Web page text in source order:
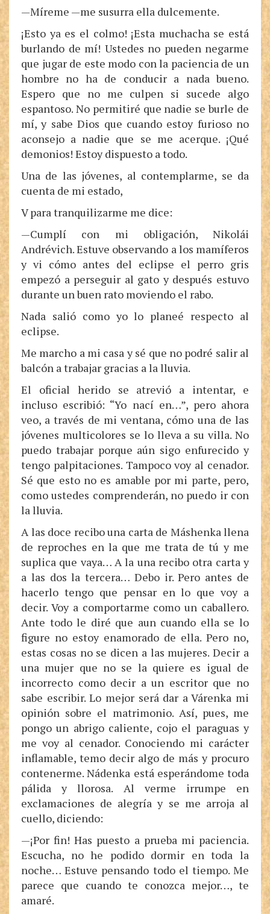
—Míreme —me susurra ella dulcemente.
¡Esto ya es el colmo! ¡Esta muchacha se está
burlando de mí! Ustedes no pueden negarme
que jugar de este modo con la paciencia de un
hombre no ha de conducir a nada bueno.
Espero que no me culpen si sucede algo
espantoso. No permitiré que nadie se burle de
mí, y sabe Dios que cuando estoy furioso no
aconsejo a nadie que se me acerque. ¡Qué
demonios! Estoy dispuesto a todo.
Una de las jóvenes, al contemplarme, se da
cuenta de mi estado,
V para tranquilizarme me dice:
—Cumplí con mi obligación, Nikolái
Andrévich. Estuve observando a los mamíferos
y vi cómo antes del eclipse el perro gris
empezó a perseguir al gato y después estuvo
durante un buen rato moviendo el rabo.
Nada salió como yo lo planeé respecto al
eclipse.
Me marcho a mi casa y sé que no podré salir al
balcón a trabajar gracias a la lluvia.
El oficial herido se atrevió a intentar, e
incluso escribió: “Yo nací en…”, pero ahora
veo, a través de mi ventana, cómo una de las
jóvenes multicolores se lo lleva a su villa. No
puedo trabajar porque aún sigo enfurecido y
tengo palpitaciones. Tampoco voy al cenador.
Sé que esto no es amable por mi parte, pero,
como ustedes comprenderán, no puedo ir con
la lluvia.
A las doce recibo una carta de Máshenka llena
de reproches en la que me trata de tú y me
suplica que vaya… A la una recibo otra carta y
a las dos la tercera… Debo ir. Pero antes de
hacerlo tengo que pensar en lo que voy a
decir. Voy a comportarme como un caballero.
Ante todo le diré que aun cuando ella se lo
figure no estoy enamorado de ella. Pero no,
estas cosas no se dicen a las mujeres. Decir a
una mujer que no se la quiere es igual de
incorrecto como decir a un escritor que no
sabe escribir. Lo mejor será dar a Várenka mi
opinión sobre el matrimonio. Así, pues, me
pongo un abrigo caliente, cojo el paraguas y
me voy al cenador. Conociendo mi carácter
inflamable, temo decir algo de más y procuro
contenerme. Nádenka está esperándome toda
pálida y llorosa. Al verme irrumpe en
exclamaciones de alegría y se me arroja al
cuello, diciendo:
—¡Por fin! Has puesto a prueba mi paciencia.
Escucha, no he podido dormir en toda la
noche… Estuve pensando todo el tiempo. Me
parece que cuando te conozca mejor…, te
amaré.